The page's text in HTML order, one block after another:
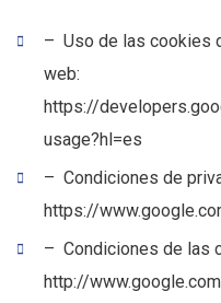
– Uso de las cookies
web:
https://
usage?hl=es
– Condiciones de
https://
– Condiciones de las
http://